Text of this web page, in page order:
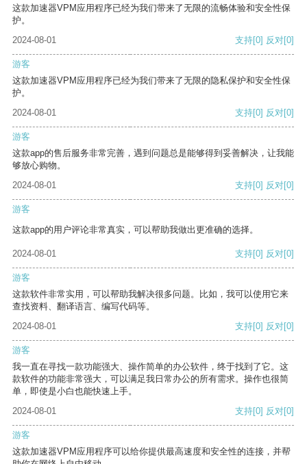
这款加速器VPM应用程序已经为我们带来了无限的流畅体验和安全性保
护。
2024-08-01
支持[0] 反对[0]
游客
这款加速器VPM应用程序已经为我们带来了无限的隐私保护和安全性保
护。
2024-08-01
支持[0] 反对[0]
游客
这款app的售后服务非常完善，遇到问题总是能够得到妥善解决，让我能
够放心购物。
2024-08-01
支持[0] 反对[0]
游客
这款app的用户评论非常真实，可以帮助我做出更准确的选择。
2024-08-01 支持[0] 反对[0]
游客
这款软件非常实用，可以帮助我解决很多问题。比如，我可以使用它来
查找资料、翻译语言、编写代码等。
2024-08-01
支持[0] 反对[0]
游客
我一直在寻找一款功能强大、操作简单的办公软件，终于找到了它。这
款软件的功能非常强大，可以满足我日常办公的所有需求。操作也很简
单，即使是小白也能快速上手。
2024-08-01
支持[0] 反对[0]
游客
这款加速器VPM应用程序可以给你提供最高速度和安全性的连接，并帮